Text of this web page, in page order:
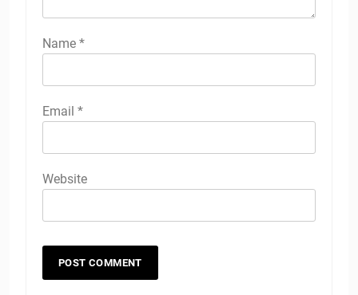
Name *
Email *
Website